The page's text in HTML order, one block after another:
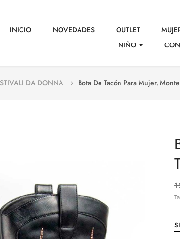
INICIO NOVEDADES OUTLET
NIÑO
STIVALI DA DONNA Bota De Tacón Para Mujer.